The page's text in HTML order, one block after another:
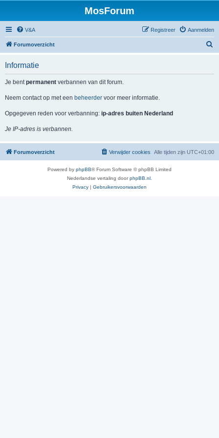
MosForum
V&A Aanmelden
Registreer
Forumoverzicht
Informatie
Je bentpermanent verbannen van dit forum.
Neem contact op met een beheerder voor meer informatie.
Opgegeven reden voor verbanning: ip-adres buiten Nederland
Je IP-adres is verbannen.
Forumoverzicht Alle tijden zijn UTC+01:00
Verwijder cookies
Powered by phpBB® Forum Software © phpBB Limited
Nederlandse vertaling doorphpBB.nl
Privacy | Gebruikersvoorwaarden